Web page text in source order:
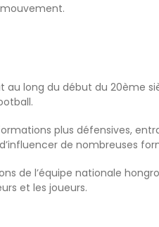
long du début du 20ème
plus défensives,
de nombreuses
de l’équipe nationale
et les joueurs.